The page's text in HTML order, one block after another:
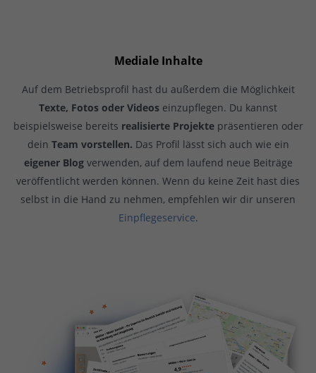
Mediale Inhalte
Auf dem Betriebsprofil hast du außerdem die Möglichkeit
Texte, Fotos oder Videos einzupflegen. Du kannst
beispielsweise bereits realisierte Projektepräsentieren oder
dein Team vorstellen. Das Profil lässt sich auch wie ein
eigener Blogverwenden, auf dem laufend neue Beiträge
veröffentlicht werden können. Wenn du keine Zeit hast dies
selbst in die Hand zu nehmen, empfehlen wir dir unseren
Einpflegeservice.